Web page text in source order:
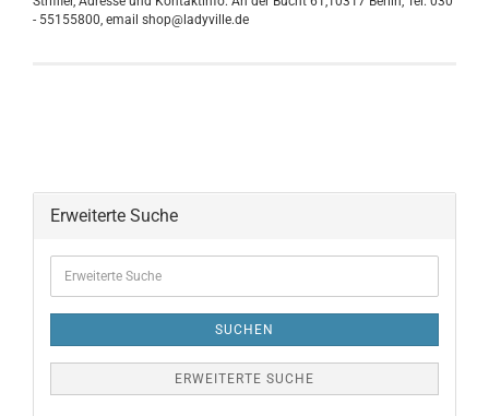
- 55155800, email shop@ladyville.de
Erweiterte Suche
SUCHEN
ERWEITERTE SUCHE